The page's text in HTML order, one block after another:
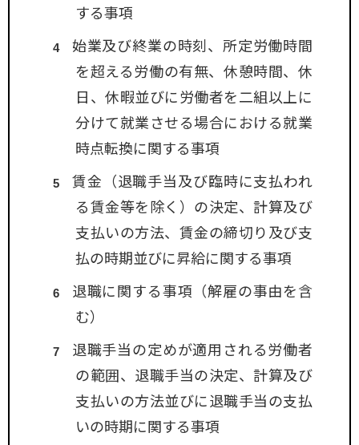
する事項
始業及び終業の時刻、所定労働時間
を超える労働の有無、休憩時間、休
日、休暇並びに労働者を二組以上に
分けて就業させる場合における就業
時点転換に関する事項
賃金（退職手当及び臨時に支払われ
る賃金等を除く）の決定、計算及び
支払いの方法、賃金の締切り及び支
払の時期並びに昇給に関する事項
退職に関する事項（解雇の事由を含
む）
退職手当の定めが適用される労働者
の範囲、退職手当の決定、計算及び
支払いの方法並びに退職手当の支払
いの時期に関する事項